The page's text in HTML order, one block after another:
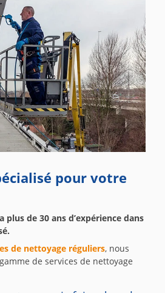
pour votre
plus de 30 ans d’expérience dans
de nettoyage réguliers, nous
de services de nettoyage